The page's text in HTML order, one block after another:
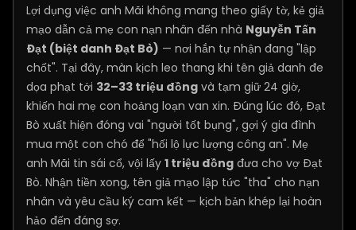
Lợi dụng việc anh Mãi không mang theo giấy tờ, kẻ giả
mạo dẫn cả mẹ con nạn nhân đến nhà Nguyễn Tấn
Đạt (biệt danh Đạt Bò) — nơi hắn tự nhận đang "lập
chốt". Tại đây, màn kịch leo thang khi tên giả danh đe
dọa phạt tới 32–33 triệu đồng và tạm giữ 24 giờ,
khiến hai mẹ con hoảng loạn van xin. Đúng lúc đó, Đạt
Bò xuất hiện đóng vai "người tốt bụng", gợi ý gia đình
mua một con chó để "hối lộ lực lượng công an". Mẹ
anh Mãi tin sái cổ, vội lấy 1 triệu đồng đưa cho vợ Đạt
Bò. Nhận tiền xong, tên giả mạo lập tức "tha" cho nạn
nhân và yêu cầu ký cam kết — kịch bản khép lại hoàn
hảo đến đáng sợ.